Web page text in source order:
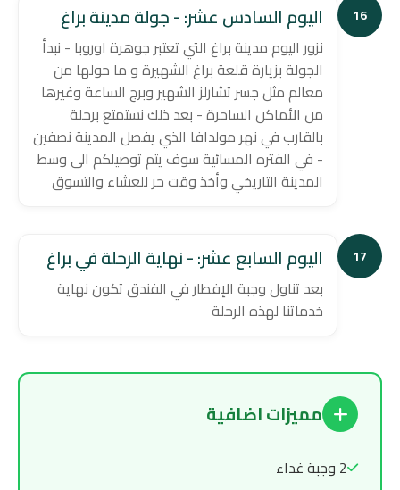
16 اليوم السادس عشر: - جولة مدينة براغ
نزور اليوم مدينة براغ التي تعتبر جوهرة اوروبا - نبدأ
الجولة بزيارة قلعة براغ الشهيرة و ما حولها من
معالم مثل جسر تشارلز الشهير وبرج الساعة وغيرها
من الأماكن الساحرة - بعد ذلك نستمتع برحلة
بالقارب في نهر مولدافا الذي يفصل المدينة نصفين
- في الفتره المسائية سوف يتم توصيلكم الى وسط
المدينة التاريخي وأخذ وقت حر للعشاء والتسوق
17 اليوم السابع عشر: - نهاية الرحلة في براغ
بعد تناول وجبة الإفطار في الفندق تكون نهاية
خدماتنا لهذه الرحلة
مميزات اضافية
2 وجبة غداء